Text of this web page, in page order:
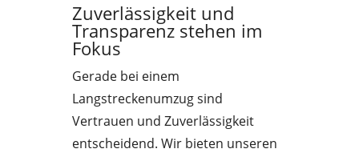
Zuverlässigkeit und
Transparenz stehen im
Fokus
Gerade bei einem
Langstreckenumzug sind
Vertrauen und Zuverlässigkeit
entscheidend. Wir bieten unseren